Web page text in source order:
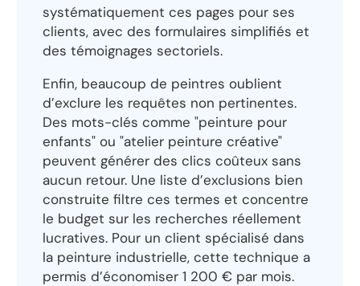
systématiquement ces pages pour ses
clients, avec des formulaires simplifiés et
des témoignages sectoriels.
Enfin, beaucoup de peintres oublient
d’exclure les requêtes non pertinentes.
Des mots-clés comme "peinture pour
enfants" ou "atelier peinture créative"
peuvent générer des clics coûteux sans
aucun retour. Une liste d’exclusions bien
construite filtre ces termes et concentre
le budget sur les recherches réellement
lucratives. Pour un client spécialisé dans
la peinture industrielle, cette technique a
permis d’économiser 1 200 € par mois.